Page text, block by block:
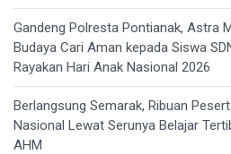
Gandeng Polresta Pontianak, Astra
Budaya Cari Aman kepada Siswa
Rayakan Hari Anak Nasional 2026
Berlangsung Semarak, Ribuan
Nasional Lewat Serunya Belajar
AHM